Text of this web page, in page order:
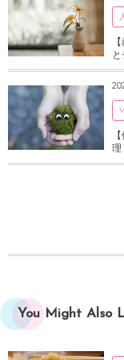
理
You Might Also